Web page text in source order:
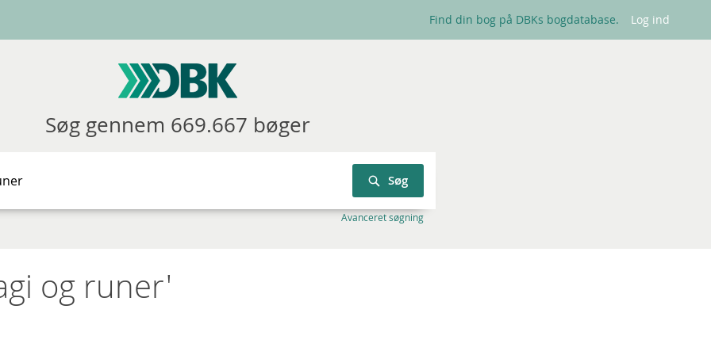
Find din bog på DBKs bogdatabase. Log ind
Søg gennem 669.667 bøger
Søg
Avanceret søgning
og runer'